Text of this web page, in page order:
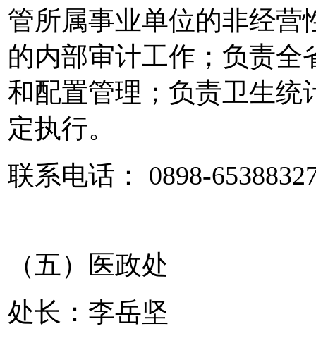
管所属事业单位的非经营
的内部审计工作；负责全
和配置管理；负责卫生统
定执行。
联系电话： 0898-
（五）医政处
处长：李岳坚